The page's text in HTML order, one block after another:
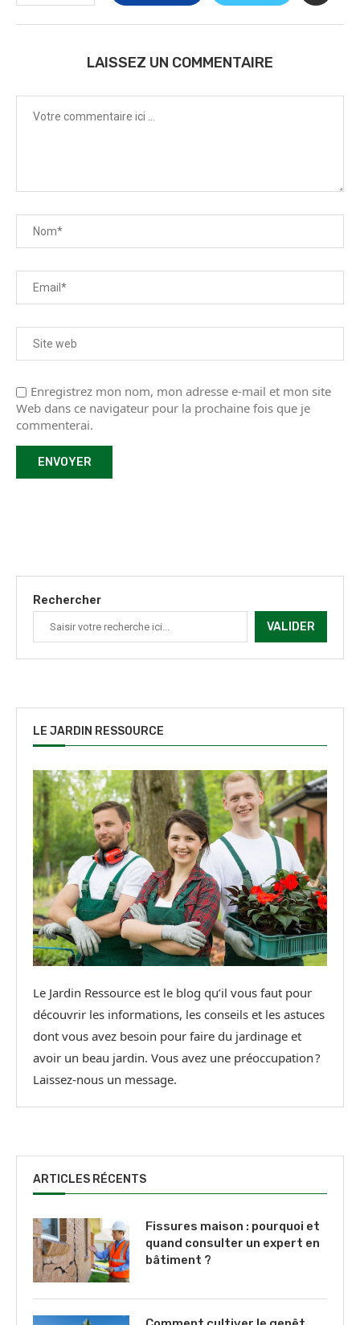
LAISSEZ UN COMMENTAIRE
Enregistrez mon nom, mon adresse e-mail et mon site
Web dans ce navigateur pour la prochaine fois que je
commenterai.
Rechercher
VALIDER
LE JARDIN RESSOURCE
Le Jardin Ressource est le blog qu’il vous faut pour
découvrir les informations, les conseils et les astuces
dont vous avez besoin pour faire du jardinage et
avoir un beau jardin. Vous avez une préoccupation ?
Laissez-nous un message.
ARTICLES RÉCENTS
Fissures maison : pourquoi et
quand consulter un expert en
bâtiment ?